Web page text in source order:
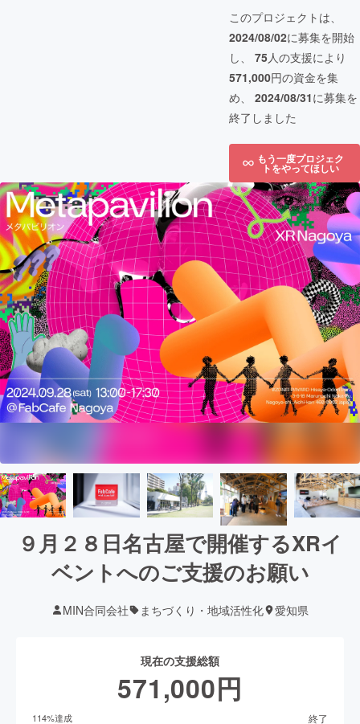
このプロジェクトは、
2024/08/02に募集を開始
し、 75人の支援により
571,000円の資金を集
め、 2024/08/31に募集を
終了しました
もう一度プロジェク
トをやってほしい
９月２８日名古屋で開催するXRイ
ベントへのご支援のお願い
MIN合同会社 まちづくり・地域活性化 愛知県
現在の支援総額
571,000円
114%達成 終了